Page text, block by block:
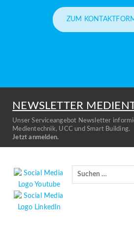
ZUM
NEWSLETTER
Unser Serviceangebot Newsletter
Medientechnik, UCC und Smart Building.
Jetzt anmelden.